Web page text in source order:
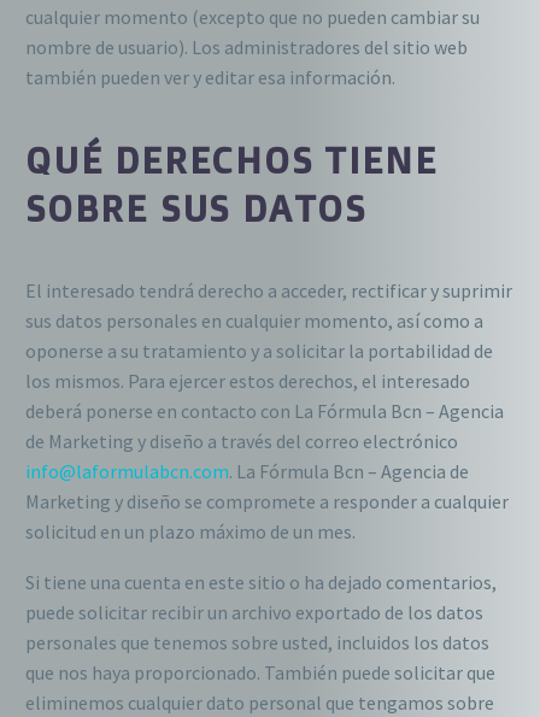
cualquier momento (excepto que no pueden cambiar su
nombre de usuario). Los administradores del sitio web
también pueden ver y editar esa información.
QUÉ DERECHOS TIENE
SOBRE SUS DATOS
El interesado tendrá derecho a acceder, rectificar y suprimir
sus datos personales en cualquier momento, así como a
oponerse a su tratamiento y a solicitar la portabilidad de
los mismos. Para ejercer estos derechos, el interesado
deberá ponerse en contacto con La Fórmula Bcn – Agencia
de Marketing y diseño a través del correo electrónico
info@laformulabcn.com. La Fórmula Bcn – Agencia de
Marketing y diseño se compromete a responder a cualquier
solicitud en un plazo máximo de un mes.
Si tiene una cuenta en este sitio o ha dejado comentarios,
puede solicitar recibir un archivo exportado de los datos
personales que tenemos sobre usted, incluidos los datos
que nos haya proporcionado. También puede solicitar que
eliminemos cualquier dato personal que tengamos sobre